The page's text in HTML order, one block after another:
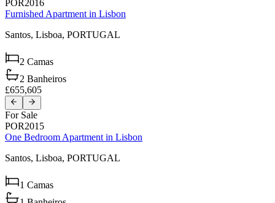
POR2016
Furnished Apartment in Lisbon
Santos, Lisboa, PORTUGAL
2 Camas
2 Banheiros
£655,605
For Sale
POR2015
One Bedroom Apartment in Lisbon
Santos, Lisboa, PORTUGAL
1 Camas